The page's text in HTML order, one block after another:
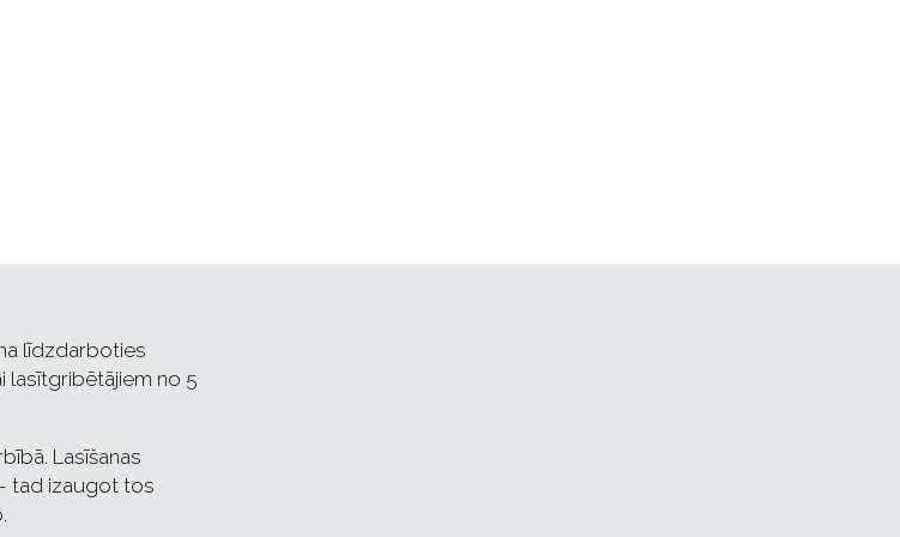
līdzdarboties
lasītgribētājiem no 5
Lasīšanas
tad izaugot tos